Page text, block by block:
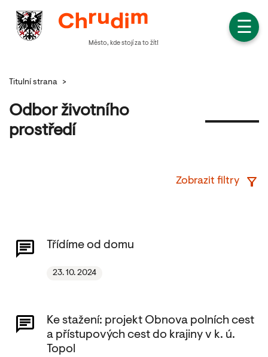
☰
Město, kde stojí za to žít!
Titulní strana >
Odbor životního
prostředí
Zobrazit filtry
Třídíme od domu
23. 10. 2024
Ke stažení: projekt Obnova polních cest
a přístupových cest do krajiny v k. ú.
Topol